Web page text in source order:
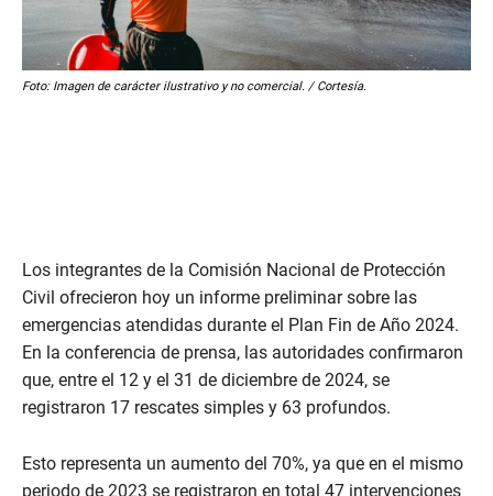
Foto: Imagen de carácter ilustrativo y no comercial. / Cortesía.
Los integrantes de la Comisión Nacional de Protección
Civil ofrecieron hoy un informe preliminar sobre las
emergencias atendidas durante el Plan Fin de Año 2024.
En la conferencia de prensa, las autoridades confirmaron
que, entre el 12 y el 31 de diciembre de 2024, se
registraron 17 rescates simples y 63 profundos.
Esto representa un aumento del 70%, ya que en el mismo
periodo de 2023 se registraron en total 47 intervenciones